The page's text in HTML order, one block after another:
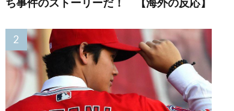
の皆さんに朗報
「一人でいるこ
と」は自分にとっ
てプラスになると
いう研究結果
りすぎだ」中村敬
斗、ランス残留の
可能性を会長が示
唆！移籍金が交渉
の壁に..現地サポの
本音がこれ！【海
外の反応】
大揺
者を
ちの